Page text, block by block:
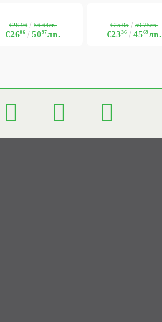
€2606 5097лв.
€28.96 56.64лв.
€2336 4569лв.
€25.95 50.75лв.